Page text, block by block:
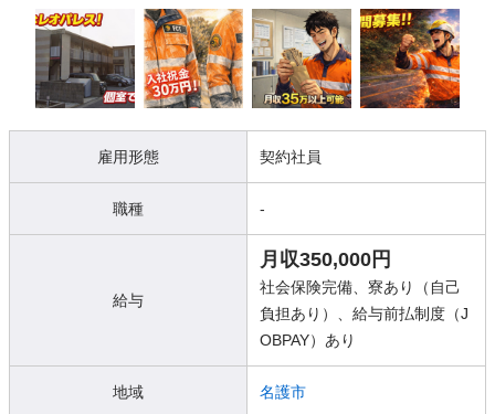
雇用形態 契約社員
職種 -
給与
月収350,000円
社会保険完備、寮あり（自己
負担あり）、給与前払制度（J
OBPAY）あり
地域 名護市